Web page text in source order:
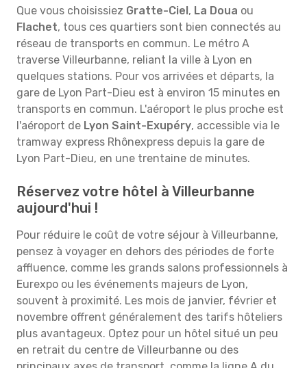
Que vous choisissiez Gratte-Ciel, La Doua ou
Flachet, tous ces quartiers sont bien connectés au
réseau de transports en commun. Le métro A
traverse Villeurbanne, reliant la ville à Lyon en
quelques stations. Pour vos arrivées et départs, la
gare de Lyon Part-Dieu est à environ 15 minutes en
transports en commun. L'aéroport le plus proche est
l'aéroport de Lyon Saint-Exupéry, accessible via le
tramway express Rhônexpress depuis la gare de
Lyon Part-Dieu, en une trentaine de minutes.
Réservez votre hôtel à Villeurbanne
aujourd'hui !
Pour réduire le coût de votre séjour à Villeurbanne,
pensez à voyager en dehors des périodes de forte
affluence, comme les grands salons professionnels à
Eurexpo ou les événements majeurs de Lyon,
souvent à proximité. Les mois de janvier, février et
novembre offrent généralement des tarifs hôteliers
plus avantageux. Optez pour un hôtel situé un peu
en retrait du centre de Villeurbanne ou des